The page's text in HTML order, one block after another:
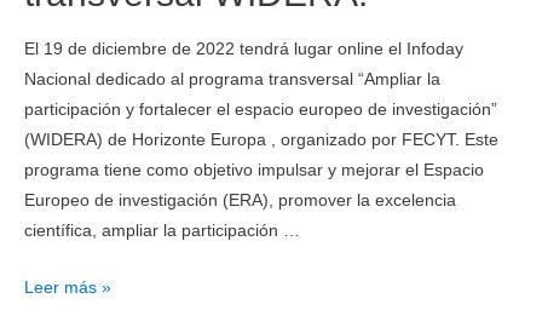
El 19 de diciembre de 2022 tendrá lugar online el Infoday
Nacional dedicado al programa transversal “Ampliar la
participación y fortalecer el espacio europeo de investigación”
(WIDERA) de Horizonte Europa , organizado por FECYT. Este
programa tiene como objetivo impulsar y mejorar el Espacio
Europeo de investigación (ERA), promover la excelencia
científica, ampliar la participación …
Leer más »